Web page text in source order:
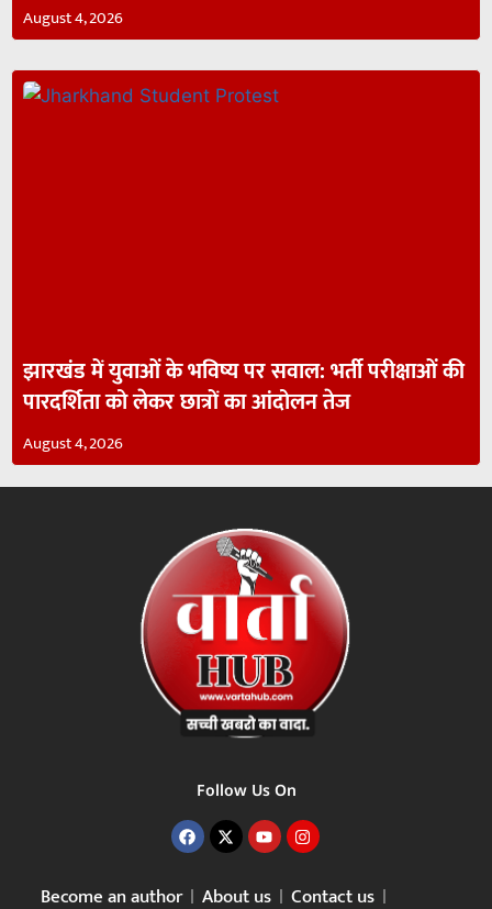
August 4, 2026
झारखंड में युवाओं के भविष्य पर सवाल: भर्ती परीक्षाओं की
पारदर्शिता को लेकर छात्रों का आंदोलन तेज
August 4, 2026
Follow Us On
Become an author About us Contact us